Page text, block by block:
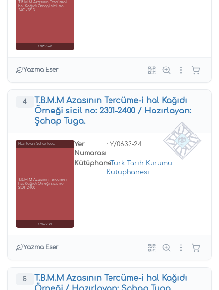
T.B.M.M Azasının Tercüme-i
hal Kağıdı Örneği sicil no:
2401-2513
Y/0633-25
Yazma Eser
4
T.B.M.M Azasının Tercüme-i hal Kağıdı
Örneği sicil no: 2301-2400 / Hazırlayan:
Şahap Tuga.
Hazırlayan: Şahap Tuga.
T.B.M.M Azasının Tercüme-i
hal Kağıdı Örneği sicil no:
2301-2400
Y/0633-24
Yer
Numarası
: Y/0633-24
Kütüphane
:Türk Tarih Kurumu
Kütüphanesi
Yazma Eser
5
T.B.M.M Azasının Tercüme-i hal Kağıdı